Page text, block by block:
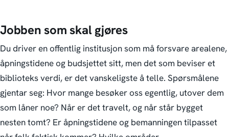
Jobben som skal gjøres
Du driver en offentlig institusjon som må forsvare arealene,
åpningstidene og budsjettet sitt, men det som beviser et
biblioteks verdi, er det vanskeligste å telle. Spørsmålene
gjentar seg: Hvor mange besøker oss egentlig, utover dem
som låner noe? Når er det travelt, og når står bygget
nesten tomt? Er åpningstidene og bemanningen tilpasset